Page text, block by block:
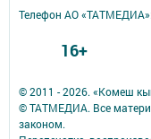
© 2011 - 2026. «Комеш
© ТАТМЕДИА. Все
законом.
Телефон АО
16+